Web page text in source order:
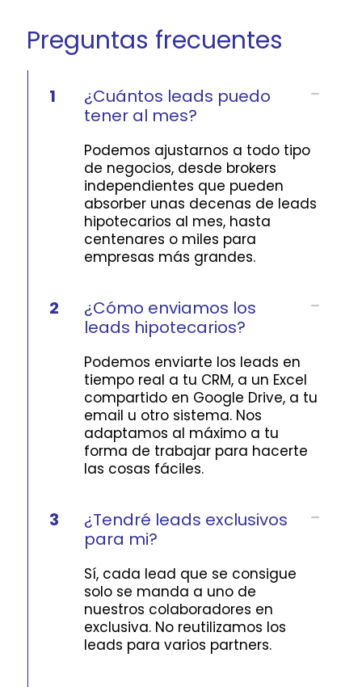
Preguntas frecuentes
1
¿Cuántos leads puedo
tener al mes?
Podemos ajustarnos a todo tipo
de negocios, desde brokers
independientes que pueden
absorber unas decenas de leads
hipotecarios al mes, hasta
centenares o miles para
empresas más grandes.
2
¿Cómo enviamos los
leads hipotecarios?
Podemos enviarte los leads en
tiempo real a tu CRM, a un Excel
compartido en Google Drive, a tu
email u otro sistema. Nos
adaptamos al máximo a tu
forma de trabajar para hacerte
las cosas fáciles.
3
¿Tendré leads exclusivos
para mi?
Sí, cada lead que se consigue
solo se manda a uno de
nuestros colaboradores en
exclusiva. No reutilizamos los
leads para varios partners.